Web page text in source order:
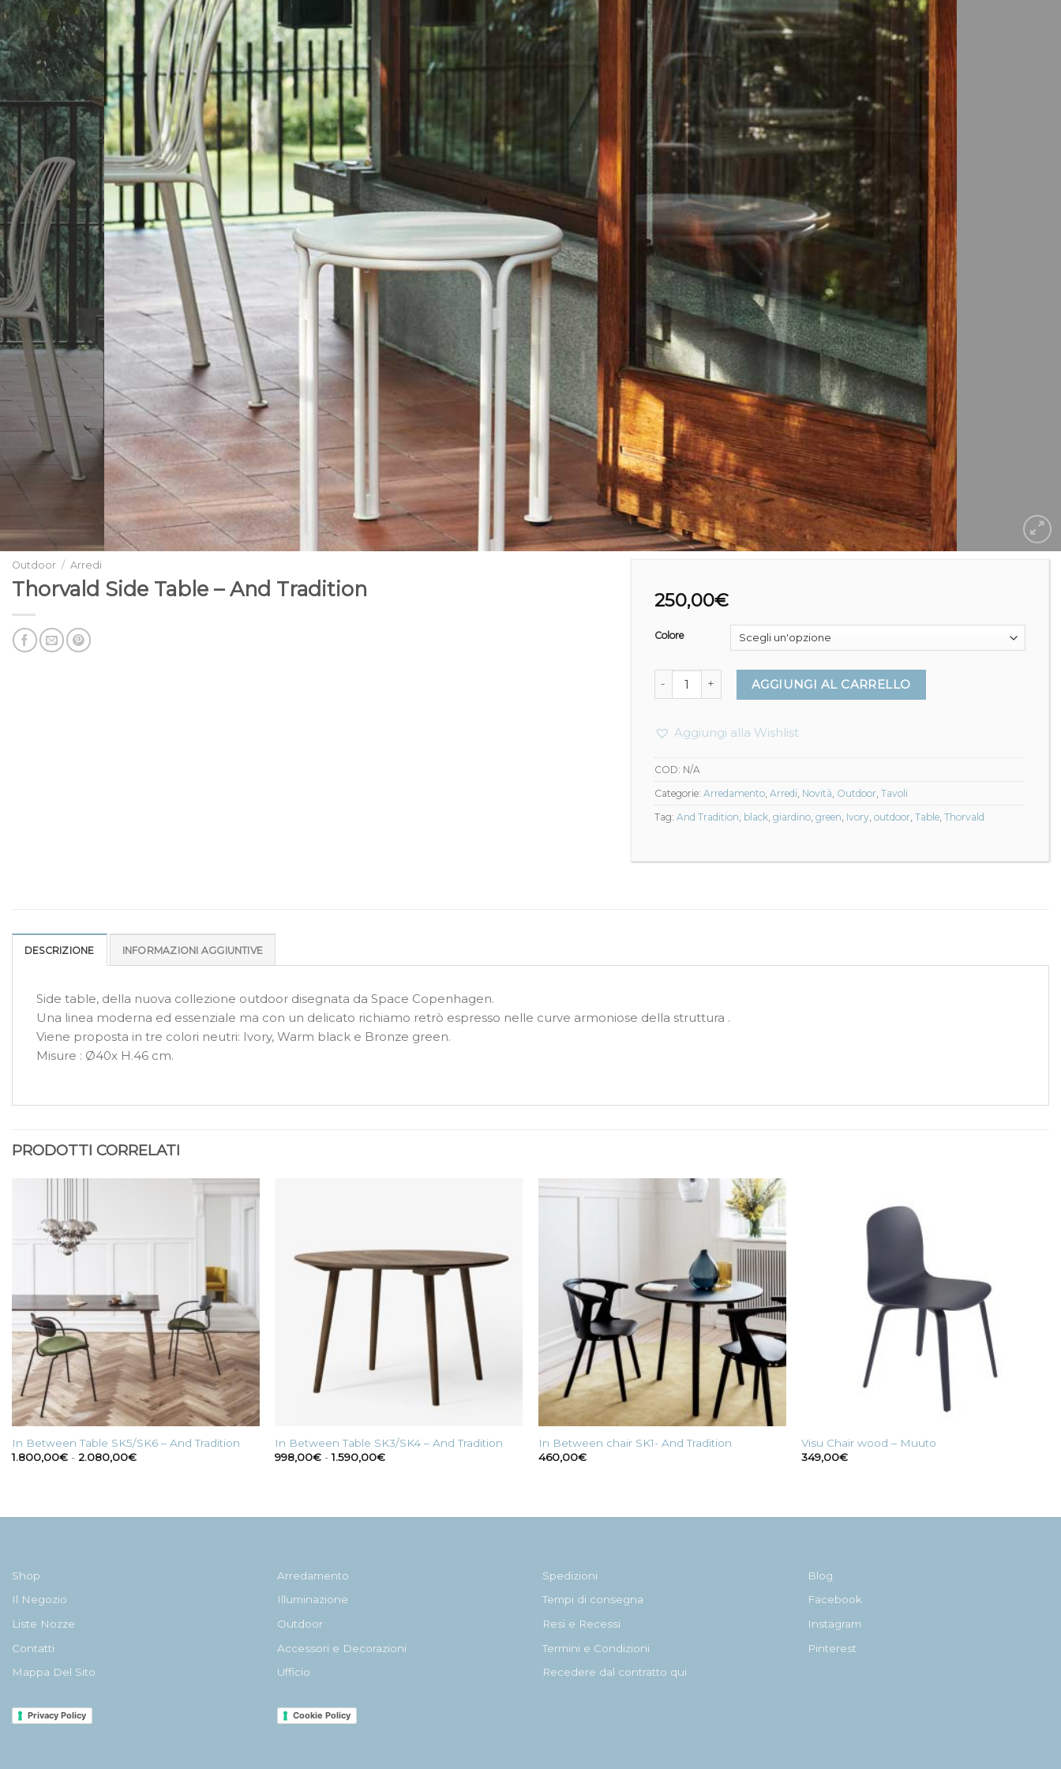
Outdoor / Arredi
Thorvald Side Table – And Tradition 250,00€
Colore
Thorvald Side Table - And Tradition quantità
AGGIUNGI AL CARRELLO
Aggiungi alla Wishlist
COD: N/A
Categorie: Arredamento, Arredi, Novità, Outdoor, Tavoli
Tag: And Tradition, black, giardino, green, Ivory, outdoor, Table, Thorvald
DESCRIZIONE INFORMAZIONI AGGIUNTIVE
Side table, della nuova collezione outdoor disegnata da Space Copenhagen.
Una linea moderna ed essenziale ma con un delicato richiamo retrò espresso nelle curve armoniose della struttura .
Viene proposta in tre colori neutri: Ivory, Warm black e Bronze green.
Misure : Ø40x H.46 cm.
PRODOTTI CORRELATI
In Between Table SK5/SK6 – And Tradition
1.800,00€ - 2.080,00€Fascia
2.080,00€
In Between Table SK3/SK4 – And Tradition
998,00€ - 1.590,00€Fascia
1.590,00€
In Between chair SK1- And Tradition
460,00€
Visu Chair wood – Muuto
349,00€
Shop
Il Negozio
Liste Nozze
Contatti
Mappa Del Sito
Arredamento
Illuminazione
Outdoor
Accessori e Decorazioni
Ufficio
Spedizioni
Tempi di consegna
Resi e Recessi
Termini e Condizioni
Recedere dal contratto qui
Blog
Facebook
Instagram
Pinterest
Privacy Policy Cookie Policy